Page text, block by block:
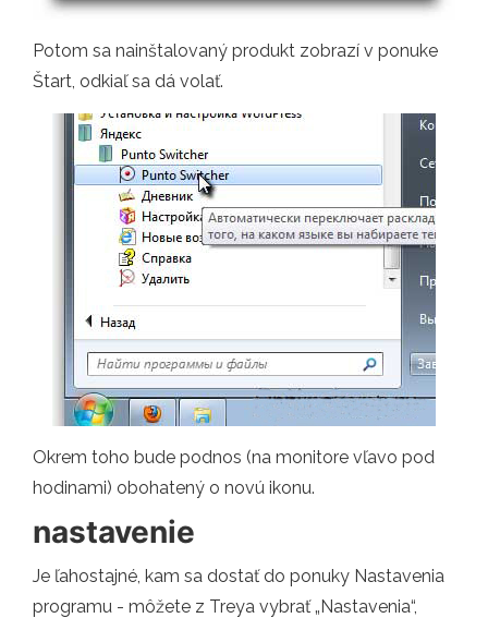
Potom sa nainštalovaný produkt zobrazí v ponuke
Štart, odkiaľ sa dá volať.
Okrem toho bude podnos (na monitore vľavo pod
hodinami) obohatený o novú ikonu.
nastavenie
Je ľahostajné, kam sa dostať do ponuky Nastavenia
programu - môžete z Treya vybrať „Nastavenia“,